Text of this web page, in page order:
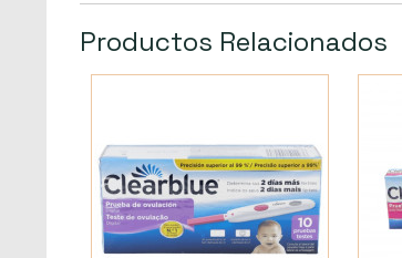
Productos Relacionados